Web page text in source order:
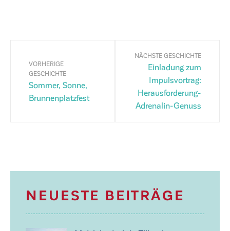
VORHERIGE
GESCHICHTE
Sommer, Sonne,
Brunnenplatzfest
NÄCHSTE GESCHICHTE
Einladung zum
Impulsvortrag:
Herausforderung-
Adrenalin-Genuss
NEUESTE BEITRÄGE